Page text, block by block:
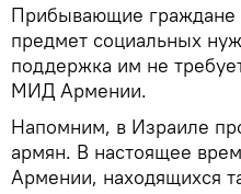
Прибывающие
предмет социальных
поддержка им не
МИД Армении.
Напомним, в Израиле
армян. В настоящее
Армении, находящихся